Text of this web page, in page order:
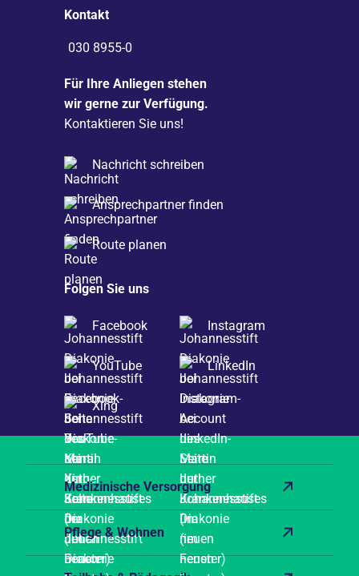
Kontakt
030 8955-0
Für Ihre Anliegen stehen
wir gerne zur Verfügung.
Kontaktieren Sie uns!
Nachricht schreiben
Ansprechpartner finden
Route planen
Folgen Sie uns
Facebook Instagram
YouTube LinkedIn
Xing
Medizinische Versorgung
Pflege & Wohnen